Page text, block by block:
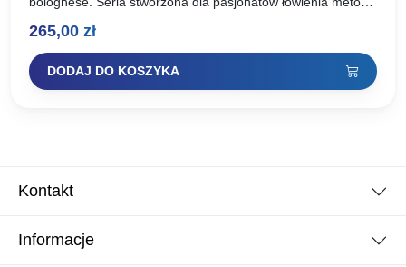
państwu trzy sprawdzone…
265,00 zł
DODAJ DO KOSZYKA
Kontakt
Informacje